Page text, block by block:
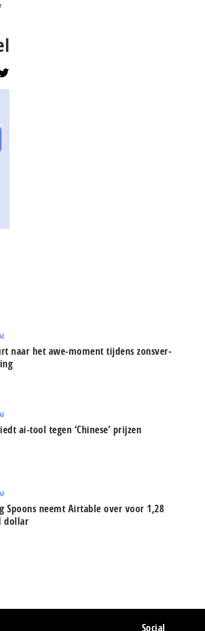
naar het awe-moment tijdens zons­ver­
ai-tool tegen ‘Chinese’ prijzen
Spoons neemt Airtable over voor 1,28
dollar
Social